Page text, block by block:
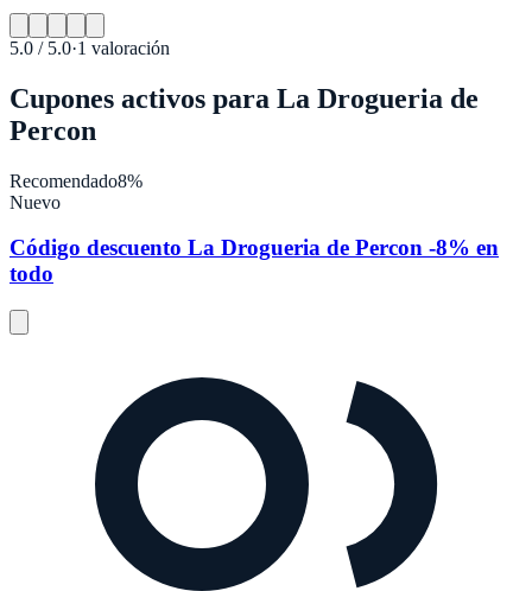
5.0 / 5.0·1 valoración
Cupones activos para La Drogueria de
Percon
Recomendado8%
Nuevo
Código descuento La Drogueria de Percon -8% en
todo